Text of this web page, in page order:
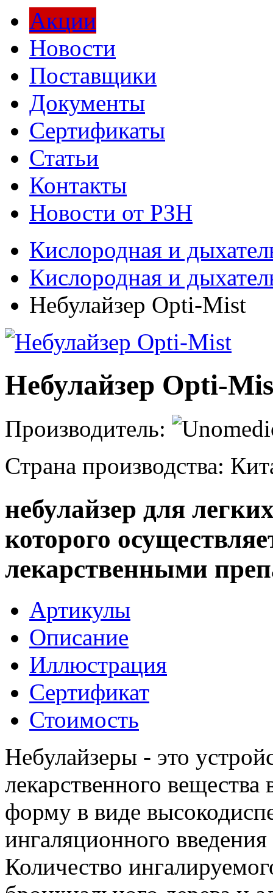
Акции
Новости
Поставщики
Документы
Сертификаты
Статьи
Контакты
Новости от РЗН
Кислородная и
Кислородная и
Небулайзер Opti-Mist
Небулайзер Opti-
Производитель:
Страна производства:
небулайзер для
которого
лекарственными
Артикулы
Описание
Иллюстрация
Cертификат
Стоимость
Небулайзеры - это
лекарственного
форму в виде
ингаляционного
Количество